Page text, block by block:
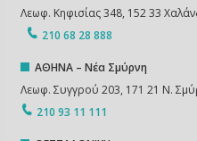
Λεωφ. Κηφισίας 348, 152 33
210 68 28 888
ΑΘΗΝΑ – Νέα Σμύρνη
Λεωφ. Συγγρού 203, 171 21 Ν.
210 93 11 111